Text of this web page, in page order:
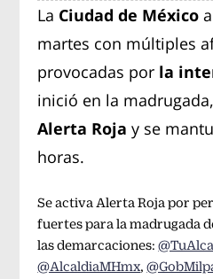
La Ciudad de México
martes con múltiples
provocadas por la
inició en la
Alerta Roja y se
horas.
Se activa Alerta Roja por
fuertes para la madrugada
las demarcaciones:
@AlcaldiaMHmx,